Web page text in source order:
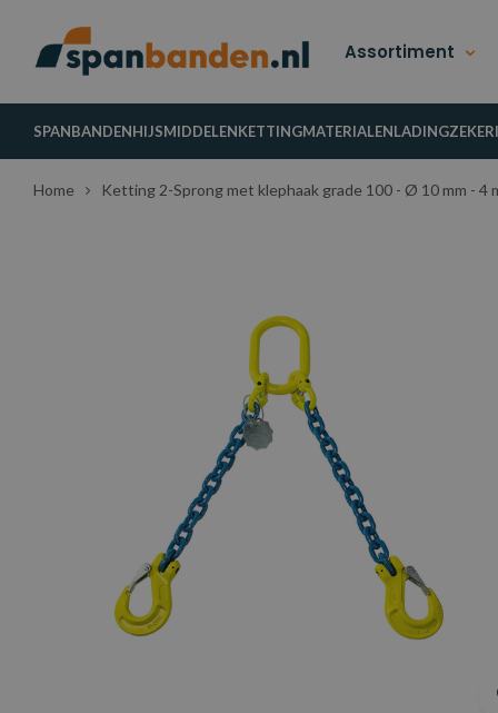
Assortiment
SPANBANDENHIJSMIDDELENKETTINGMATERIALEN
Home Ketting 2-Sprong met klephaak grade 100 - Ø 10 mm - 4